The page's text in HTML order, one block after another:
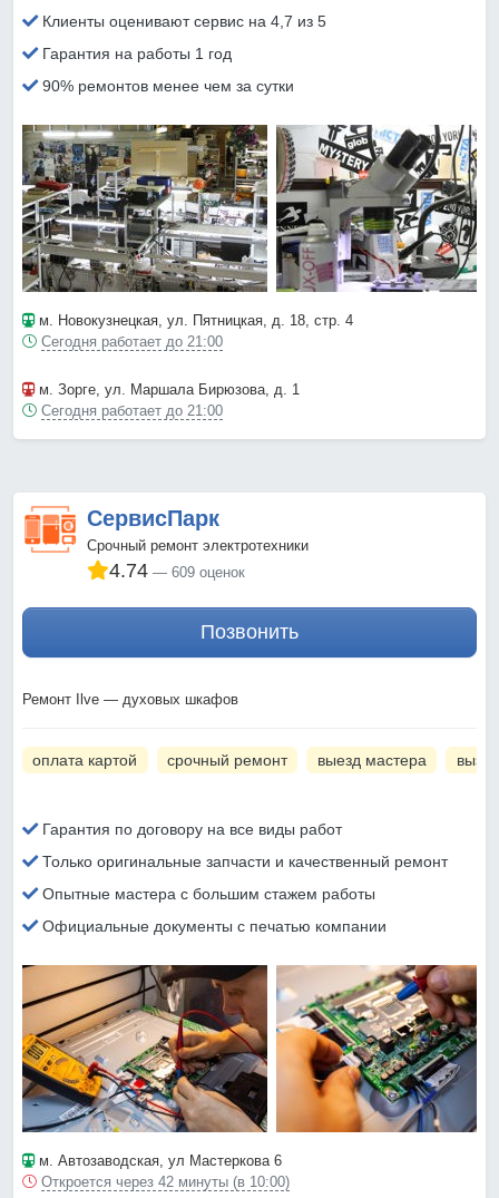
Клиенты оценивают сервис на 4,7 из 5
Гарантия на работы 1 год
90% ремонтов менее чем за сутки
м. Новокузнецкая, ул. Пятницкая, д. 18, стр. 4
Сегодня работает до 21:00
м. Зорге, ул. Маршала Бирюзова, д. 1
Сегодня работает до 21:00
СервисПарк
Срочный ремонт электротехники
4.74 609 оценок
Позвонить
Ремонт Ilve — духовых шкафов
оплата картой срочный ремонт выезд мастера
Гарантия по договору на все виды работ
Только оригинальные запчасти и качественный ремонт
Опытные мастера с большим стажем работы
Официальные документы с печатью компании
м. Автозаводская, ул Мастеркова 6
Откроется через 42 минуты (в 10:00)